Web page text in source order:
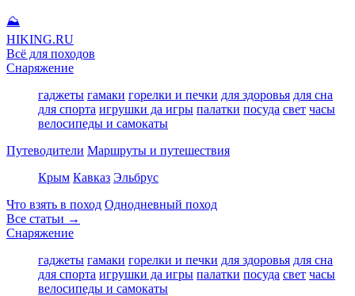
⛰
HIKING.RU
Всё для походов
Снаряжение
гаджеты гамаки горелки и печки для здоровья для сна
для спорта игрушки да игры палатки посуда свет часы
велосипеды и самокаты
Путеводители Маршруты и путешествия
Крым Кавказ Эльбрус
Что взять в поход Однодневный поход
Все статьи →
Снаряжение
гаджеты гамаки горелки и печки для здоровья для сна
для спорта игрушки да игры палатки посуда свет часы
велосипеды и самокаты